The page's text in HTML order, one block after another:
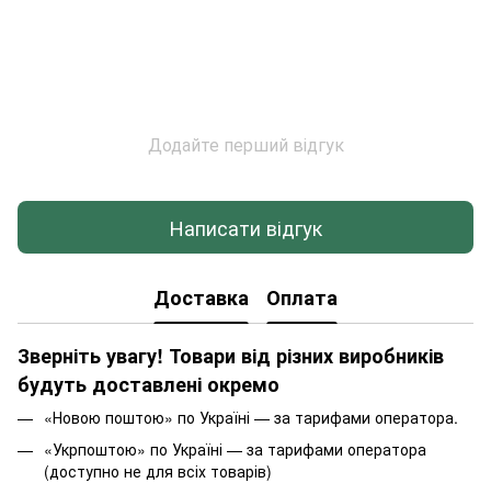
Додайте перший відгук
Написати відгук
Доставка Оплата
Зверніть увагу! Товари від різних виробників
будуть доставлені окремо
«Новою поштою» по Україні — за тарифами оператора.
«Укрпоштою» по Україні — за тарифами оператора
(доступно не для всіх товарів)